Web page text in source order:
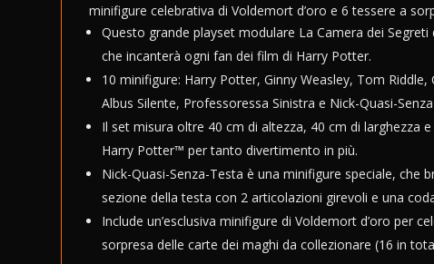
minifigure celebrativa di Voldemort d’oro e 6 tessere a
Questo grande playset modulare La Camera dei
che incanterà ogni fan dei film di Harry Potter.
10 minifigure: Harry Potter, Ginny Weasley, Tom
Albus Silente, Professoressa Sinistra e Nick-Quasi-
Il set misura oltre 40 cm di altezza, 40 cm di larghezza
Harry Potter™ per tanto divertimento in più.
Nick-Quasi-Senza-Testa è una minifigure speciale, che
sezione della testa con 2 articolazioni girevoli e una
Include un’esclusiva minifigure di Voldemort d’oro per
sorpresa delle carte dei maghi da collezionare (16 in